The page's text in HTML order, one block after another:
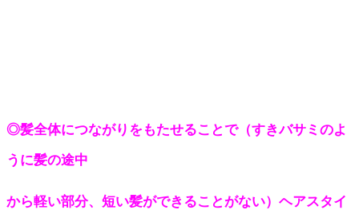
◎髪全体につながりをもたせることで（すきバサミのよ
うに髪の途中
から軽い部分、短い髪ができることがない）ヘアスタイ